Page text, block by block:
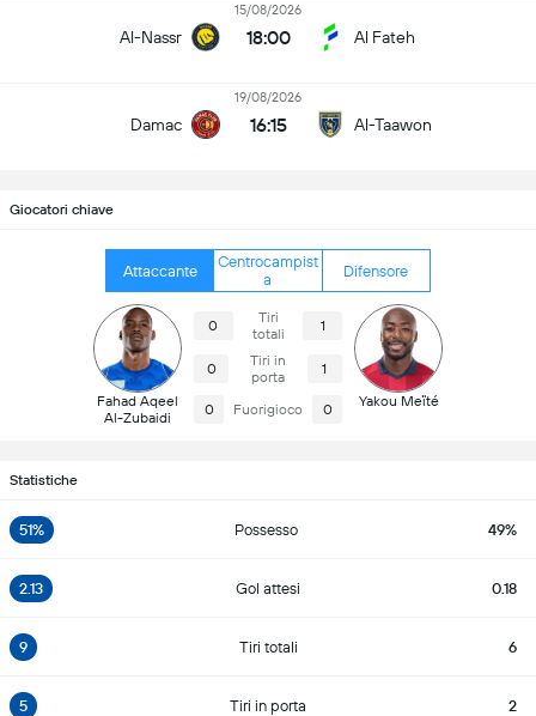
Al-Nassr
15/08/2026
18:00 Al Fateh
Damac
19/08/2026
16:15 Al-Taawon
Giocatori chiave
Attaccante
Centrocampist
a
Difensore
Fahad Aqeel
Al-Zubaidi
0
Tiri
totali
1
0
Tiri in
porta
1
0 Fuorigioco 0 Yakou Meïté
Statistiche
51% Possesso 49%
2.13 Gol attesi 0.18
9 Tiri totali 6
5 Tiri in porta 2